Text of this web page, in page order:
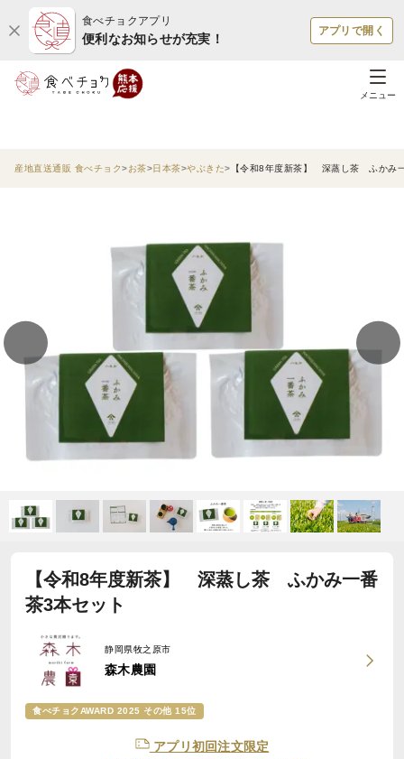
食べチョクアプリ
便利なお知らせが充実！
アプリで開く
メニュー
産地直送通販 食べチョク お茶 日本茶 やぶきた 【令和8年度新茶】 深蒸し茶 ふかみ
【令和8年度新茶】 深蒸し茶 ふかみ一番
茶3本セット
静岡県牧之原市
森木農園
食べチョクAWARD 2025 その他 15位
アプリ初回注文限定